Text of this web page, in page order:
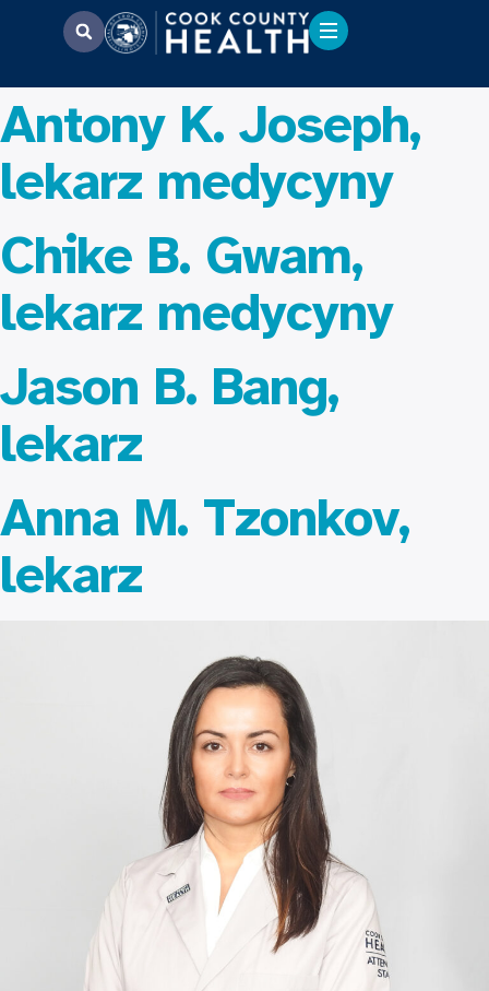
Antony K. Joseph,
lekarz medycyny
Chike B. Gwam,
lekarz medycyny
Jason B. Bang,
lekarz
Anna M. Tzonkov,
lekarz